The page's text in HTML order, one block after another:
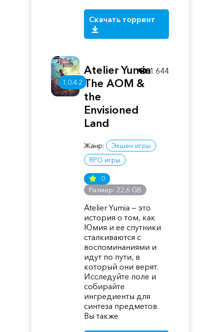
Скачать торрент
1.0.4.2
Atelier Yumia
The AOM &
the
Envisioned
Land
Жанр:
Экшен игры
RPG игры
0
Размер: 22.6 GB
Atelier Yumia — это
история о том, как
Юмия и ее спутники
сталкиваются с
воспоминаниями и
идут по пути, в
который они верят.
Исследуйте поле и
собирайте
ингредиенты для
синтеза предметов.
Вы также
1 644